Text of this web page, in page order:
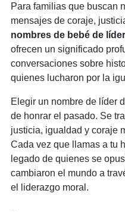
Para familias que buscan
mensajes de coraje,
nombres de bebé de
ofrecen un significado
conversaciones sobre
quienes lucharon por la
Elegir un nombre de líder
de honrar el pasado. Se
justicia, igualdad y coraje
Cada vez que llamas a tu
legado de quienes se
cambiaron el mundo a
el liderazgo moral.